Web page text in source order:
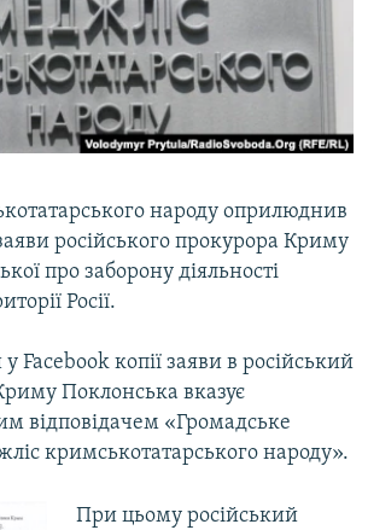
КРИМУ
народу оприлюднив
російського прокурора Криму
про заборону діяльності
Росії.
Facebook копії заяви в російський
Поклонська вказує
відповідачем «Громадське
кримськотатарського народу».
При цьому російський